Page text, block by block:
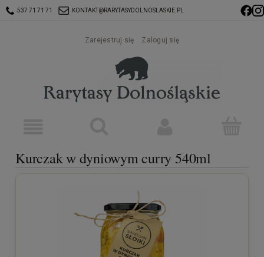
537 71 71 71 KONTAKT@RARYTASYDOLNOSLASKIE.PL
Zarejestruj się Zaloguj się
Kurczak w dyniowym curry 540ml